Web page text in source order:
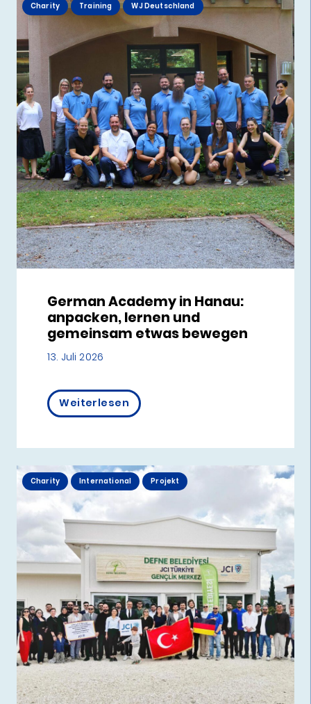
Charity Training WJ Deutschland
German Academy in Hanau:
anpacken, lernen und
gemeinsam etwas bewegen
13. Juli 2026
Weiterlesen
Charity International Projekt